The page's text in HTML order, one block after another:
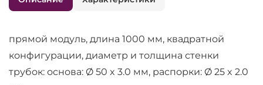
прямой модуль, длина 1000 мм, квадратной
конфигурации, диаметр и толщина стенки
трубок: основа: Ø 50 x 3.0 мм, распорки: Ø 25 x 2.0